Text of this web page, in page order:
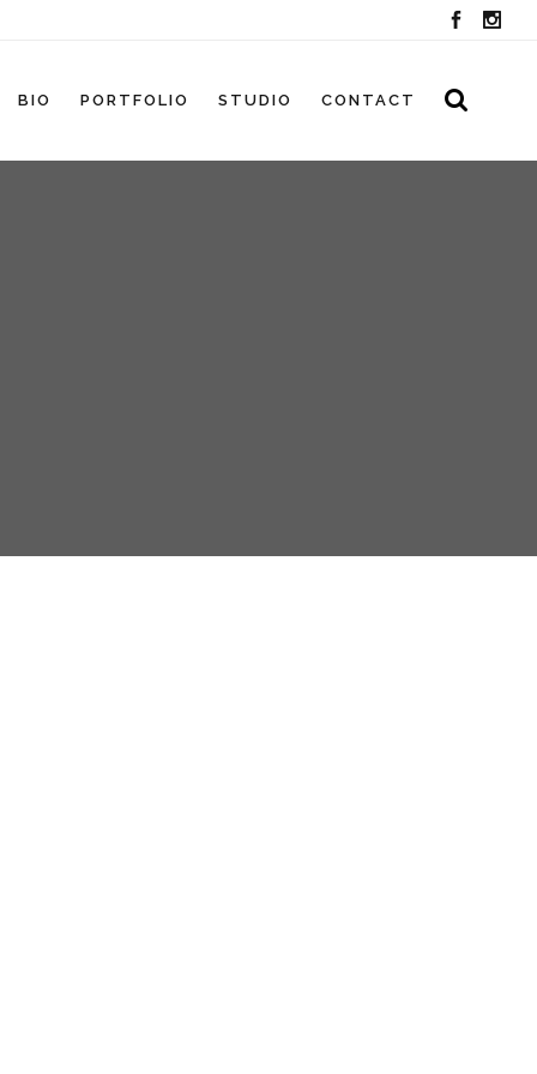
BIO PORTFOLIO STUDIO CONTACT